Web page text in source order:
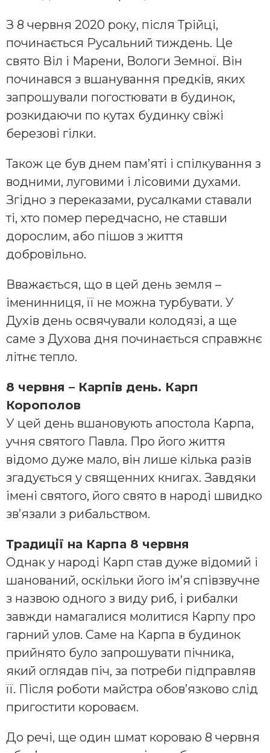
З 8 червня 2020 року, після Трійці,
починається Русальний тиждень. Це
свято Віл і Марени, Вологи Земної. Він
починався з вшанування предків, яких
запрошували погостювати в будинок,
розкидаючи по кутах будинку свіжі
березові гілки.
Також це був днем пам’яті і спілкування з
водними, луговими і лісовими духами.
Згідно з переказами, русалками ставали
ті, хто помер передчасно, не ставши
дорослим, або пішов з життя
добровільно.
Вважається, що в цей день земля –
іменинниця, її не можна турбувати. У
Духів день освячували колодязі, а ще
саме з Духова дня починається справжнє
літнє тепло.
8 червня – Карпів день. Карп
Корополов
У цей день вшановують апостола Карпа,
учня святого Павла. Про його життя
відомо дуже мало, він лише кілька разів
згадується у священних книгах. Завдяки
імені святого, його свято в народі швидко
зв’язали з рибальством.
Традиції на Карпа 8 червня
Однак у народі Карп став дуже відомий і
шанований, оскільки його ім’я співзвучне
з назвою одного з виду риб, і рибалки
завжди намагалися молитися Карпу про
гарний улов. Саме на Карпа в будинок
прийнято було запрошувати пічника,
який оглядав піч, за потреби підправляв
її. Після роботи майстра обов’язково слід
пригостити короваєм.
До речі, ще один шмат короваю 8 червня